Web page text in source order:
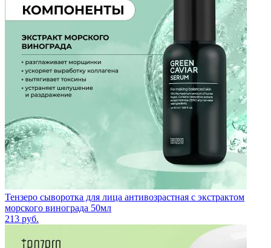
Тензеро сыворотка для лица антивозрастная с экстрактом
морского винограда 50мл
213 руб.